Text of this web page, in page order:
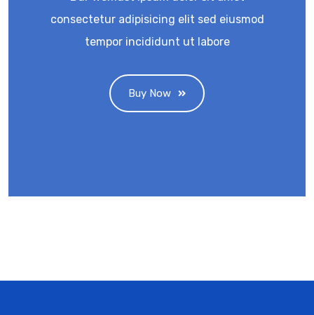
consectetur adipisicing elit sed eiusmod
tempor incididunt ut labore
Buy Now